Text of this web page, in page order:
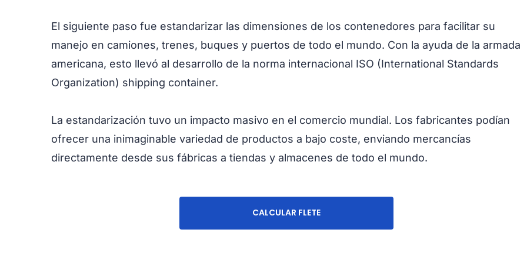
El siguiente paso fue estandarizar las dimensiones de los contenedores para facilitar su
manejo en camiones, trenes, buques y puertos de todo el mundo. Con la ayuda de la armada
americana, esto llevó al desarrollo de la norma internacional ISO (International Standards
Organization) shipping container.
La estandarización tuvo un impacto masivo en el comercio mundial. Los fabricantes podían
ofrecer una inimaginable variedad de productos a bajo coste, enviando mercancías
directamente desde sus fábricas a tiendas y almacenes de todo el mundo.
CALCULAR FLETE